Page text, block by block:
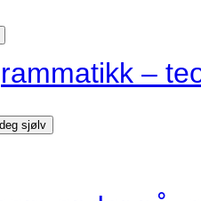
–
sjølv